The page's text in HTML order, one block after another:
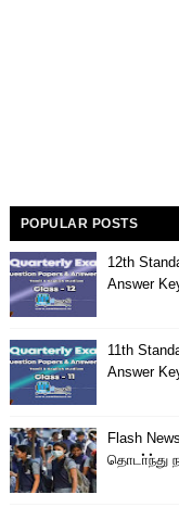
POPULAR POSTS
12th
Answer
11th
Answer
Flash
தொடா்ந்து